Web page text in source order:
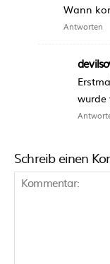
Wann
Antworten
wurde
Schreib einen